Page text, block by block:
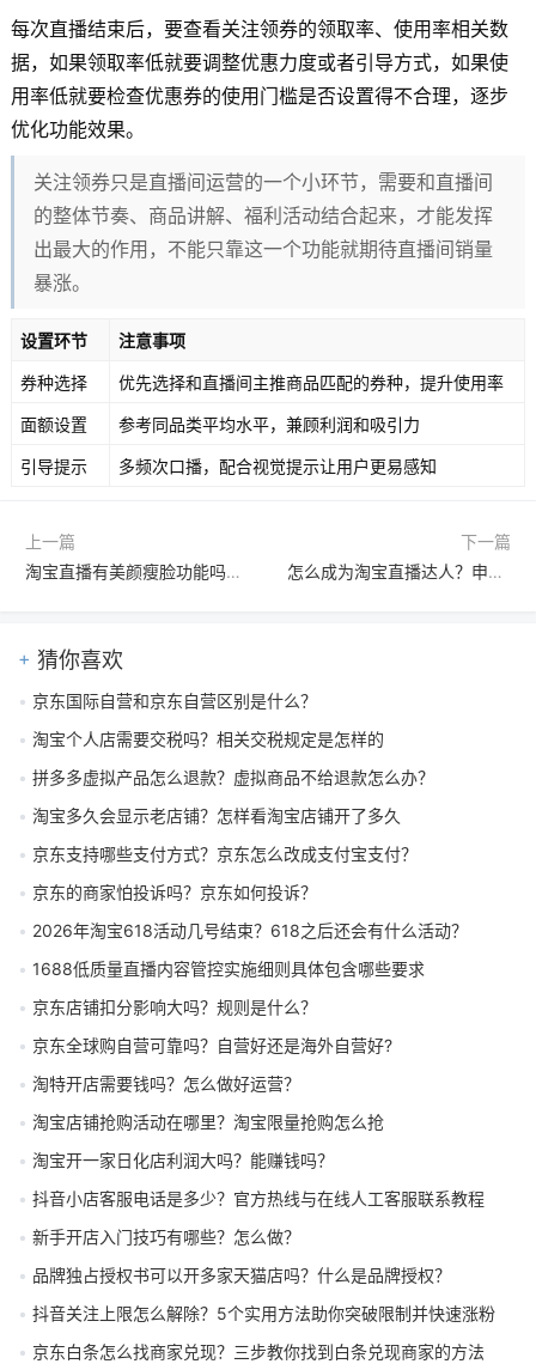
每次直播结束后，要查看关注领券的领取率、使用率相关数
据，如果领取率低就要调整优惠力度或者引导方式，如果使
用率低就要检查优惠券的使用门槛是否设置得不合理，逐步
优化功能效果。
关注领券只是直播间运营的一个小环节，需要和直播间
的整体节奏、商品讲解、福利活动结合起来，才能发挥
出最大的作用，不能只靠这一个功能就期待直播间销量
暴涨。
设置环节 注意事项
券种选择 优先选择和直播间主推商品匹配的券种，提升使用率
面额设置 参考同品类平均水平，兼顾利润和吸引力
引导提示 多频次口播，配合视觉提示让用户更易感知
上一篇
淘宝直播有美颜瘦脸功能吗？怎么设置？
下一篇
怎么成为淘宝直播达人？申请条件是什么？
猜你喜欢
京东国际自营和京东自营区别是什么？
淘宝个人店需要交税吗？相关交税规定是怎样的
拼多多虚拟产品怎么退款？虚拟商品不给退款怎么办？
淘宝多久会显示老店铺？怎样看淘宝店铺开了多久
京东支持哪些支付方式？京东怎么改成支付宝支付？
京东的商家怕投诉吗？京东如何投诉？
2026年淘宝618活动几号结束？618之后还会有什么活动？
1688低质量直播内容管控实施细则具体包含哪些要求
京东店铺扣分影响大吗？规则是什么？
京东全球购自营可靠吗？自营好还是海外自营好?
淘特开店需要钱吗？怎么做好运营？
淘宝店铺抢购活动在哪里？淘宝限量抢购怎么抢
淘宝开一家日化店利润大吗？能赚钱吗？
抖音小店客服电话是多少？官方热线与在线人工客服联系教程
新手开店入门技巧有哪些？怎么做？
品牌独占授权书可以开多家天猫店吗？什么是品牌授权？
抖音关注上限怎么解除？5个实用方法助你突破限制并快速涨粉
京东白条怎么找商家兑现？三步教你找到白条兑现商家的方法